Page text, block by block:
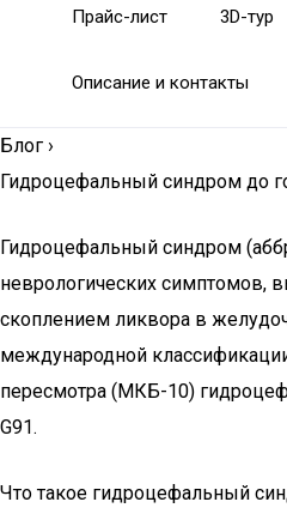
Прайс-лист 3D-тур
Описание и контакты
Блог ›
Гидроцефальный синдром до
Гидроцефальный синдром
неврологических симптомов,
скоплением ликвора в
международной
пересмотра (МКБ-10)
G91.
Что такое гидроцефальный